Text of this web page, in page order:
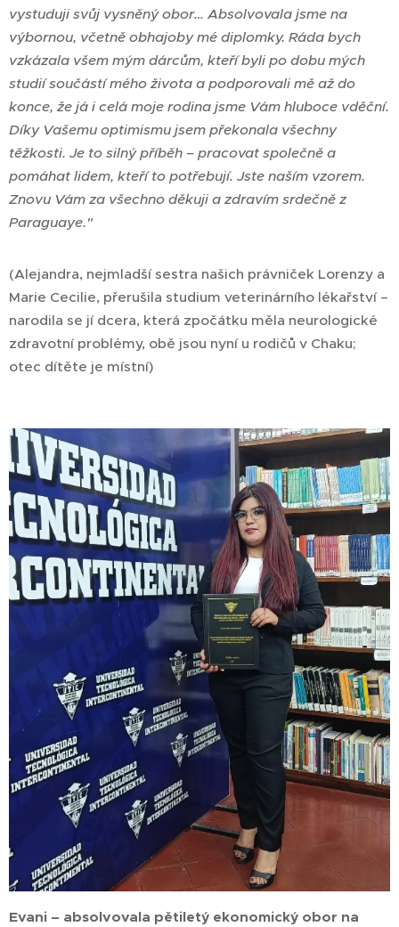
vystuduji svůj vysněný obor… Absolvovala jsme na
výbornou, včetně obhajoby mé diplomky. Ráda bych
vzkázala všem mým dárcům, kteří byli po dobu mých
studií součástí mého života a podporovali mě až do
konce, že já i celá moje rodina jsme Vám hluboce vděční.
Díky Vašemu optimismu jsem překonala všechny
těžkosti. Je to silný příběh – pracovat společně a
pomáhat lidem, kteří to potřebují. Jste naším vzorem.
Znovu Vám za všechno děkuji a zdravím srdečně z
Paraguaye."
(Alejandra, nejmladší sestra našich právniček Lorenzy a
Marie Cecilie, přerušila studium veterinárního lékařství –
narodila se jí dcera, která zpočátku měla neurologické
zdravotní problémy, obě jsou nyní u rodičů v Chaku;
otec dítěte je místní)
Evani – absolvovala pětiletý ekonomický obor na